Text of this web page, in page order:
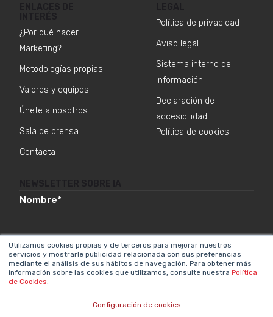
Utilizamos cookies propias y de terceros para mejorar nuestros
servicios y mostrarle publicidad relacionada con sus preferencias
mediante el análisis de sus hábitos de navegación. Para obtener más
información sobre las cookies que utilizamos, consulte nuestra Política
de Cookies.
Configuración de cookies
¿Por qué hacer
Marketing?
Metodologías propias
Valores y equipos
Únete a nosotros
Sala de prensa
Contacta
Política de privacidad
Aviso legal
Sistema interno de
información
Declaración de
accesibilidad
Política de cookies
Nombre*
Email*